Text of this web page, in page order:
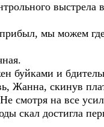
выстрела
мы можем
буйками и
Жанна, скинув
смотря на все
скал достигла